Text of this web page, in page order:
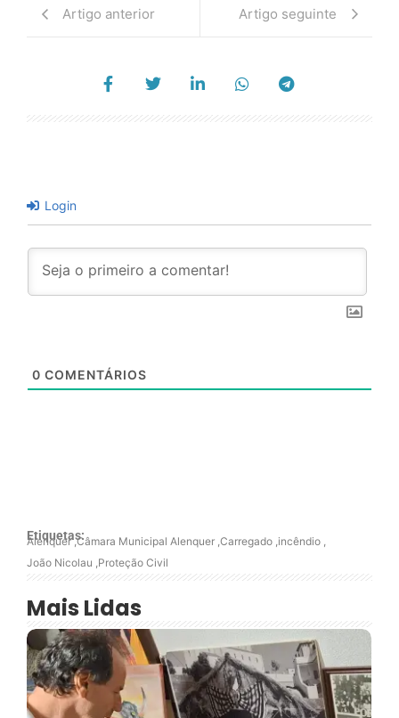
Artigo anterior Artigo seguinte
Login
0 COMENTÁRIOS
Etiquetas:
Alenquer,Câmara Municipal Alenquer ,Carregado ,incêndio ,
João Nicolau ,Proteção Civil
Mais Lidas